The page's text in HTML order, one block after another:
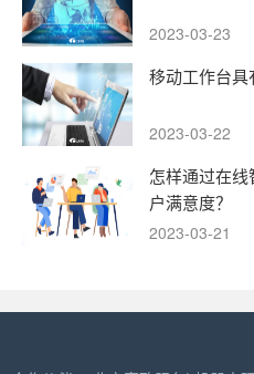
2023-03-23
移动工作台
2023-03-22
怎样通过在
户满意度？
2023-03-21